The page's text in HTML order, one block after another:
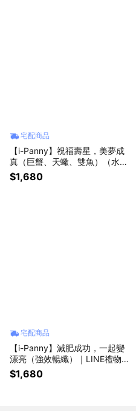
宅配商品
【i-Panny】祝福壽星，美夢成
真（巨蟹、天蠍、雙魚）（水象
生日）｜LINE禮物獨家｜
$1,680
宅配商品
【i-Panny】減肥成功，一起變
漂亮（強效暢纖）｜LINE禮物獨
家｜
$1,680